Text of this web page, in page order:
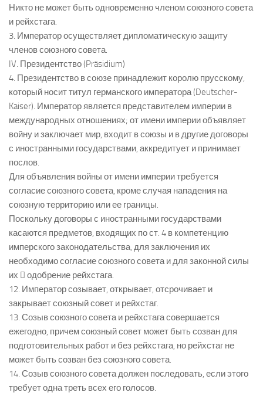
Никто не может быть одновременно членом союзного совета
и рейхстага.
3. Император осуществляет дипломатическую защиту
членов союзного совета.
IV. Президентство (Präsidium)
4. Президентство в союзе принадлежит королю прусскому,
который носит титул германского императора (Deutscher-
Kaiser). Император является представителем империи в
международных отношениях; от имени империи объявляет
войну и заключает мир, входит в союзы и в другие договоры
с иностранными государствами, аккредитует и принимает
послов.
Для объявления войны от имени империи требуется
согласие союзного совета, кроме случая нападения на
союзную территорию или ее границы.
Поскольку договоры с иностранными государствами
касаются предметов, входящих по ст. 4 в компетенцию
имперского законодательства, для заключения их
необходимо согласие союзного совета и для законной силы
их  одобрение рейхстага.
12. Император созывает, открывает, отсрочивает и
закрывает союзный совет и рейхстаг.
13. Созыв союзного совета и рейхстага совершается
ежегодно, причем союзный совет может быть созван для
подготовительных работ и без рейхстага, но рейхстаг не
может быть созван без союзного совета.
14. Созыв союзного совета должен последовать, если этого
требует одна треть всех его голосов.